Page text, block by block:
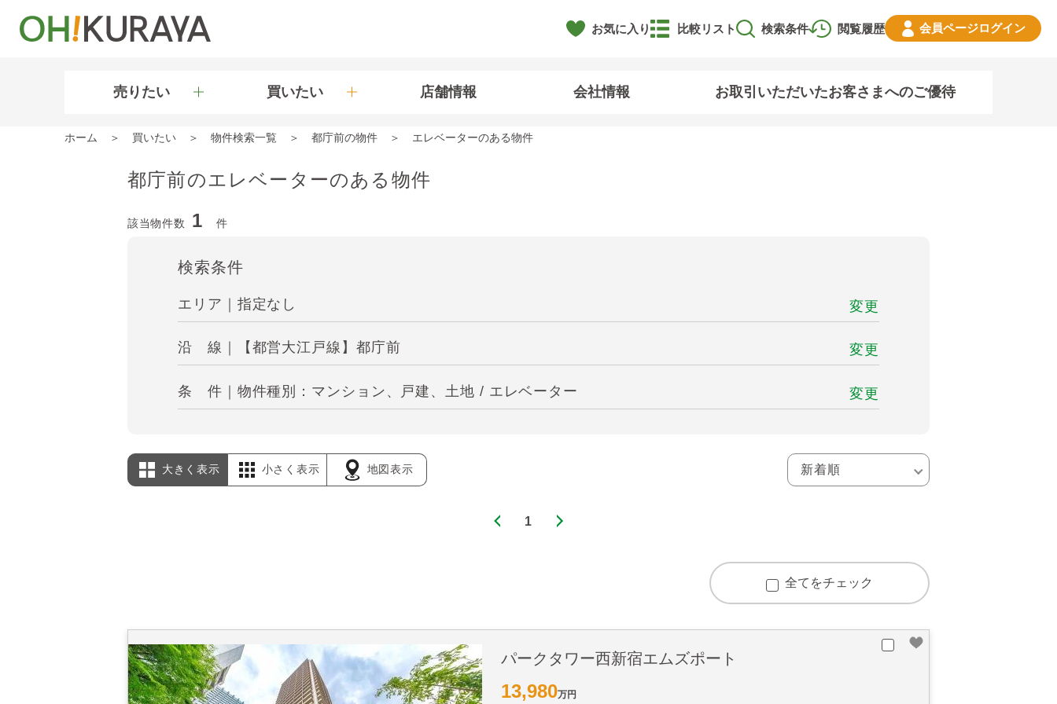
お気に入り 閲覧履歴
比較リスト 検索条件 会員ページログイン
売りたい 買いたい 店舗情報 会社情報 お取引いただいたお客さまへのご優待
ホーム 買いたい 物件検索一覧 都庁前の物件 エレベーターのある物件
都庁前のエレベーターのある物件
該当物件数 1 件
検索条件
エリア｜指定なし 変更
沿 線｜【都営大江戸線】都庁前 変更
条 件｜物件種別：マンション、戸建、土地 / エレベーター 変更
大きく表示 小さく表示 地図表示
1
全てをチェック
パークタワー西新宿エムズポート
13,980万円